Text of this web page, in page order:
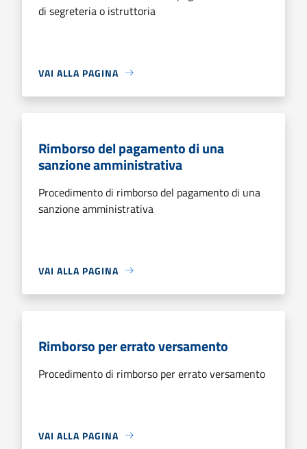
di segreteria o istruttoria
VAI ALLA PAGINA
Rimborso del pagamento di una
sanzione amministrativa
Procedimento di rimborso del pagamento di una
sanzione amministrativa
VAI ALLA PAGINA
Rimborso per errato versamento
Procedimento di rimborso per errato versamento
VAI ALLA PAGINA